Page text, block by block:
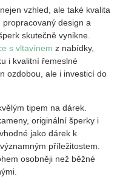
vzhled, ale také kvalita
design a
skutečně vynikne.
s vltavínem z nabídky,
i kvalitní řemeslné
ozdobou, ale i investicí do
tipem na dárek.
originální šperky i
jako dárek k
příležitostem.
osobněji než běžné